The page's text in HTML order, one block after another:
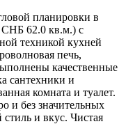
планировки в
62.0 кв.м.) с
техникой кухней
печь,
качественные
сантехники и
комната и туалет.
и без значительных
и вкус. Чистая